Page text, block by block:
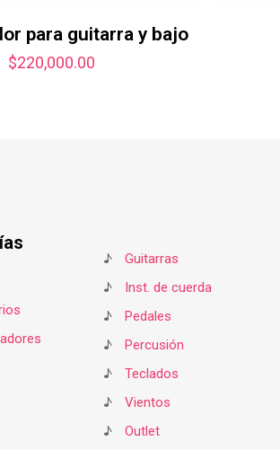
para guitarra y bajo
$220,000.00
♪
Guitarras
♪
Inst. de cuerda
♪
Pedales
♪
Percusión
♪
Teclados
♪
Vientos
♪
Outlet